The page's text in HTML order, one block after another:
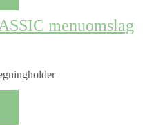
menuomslag